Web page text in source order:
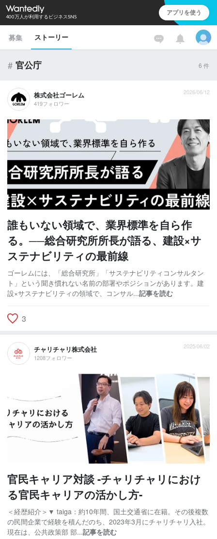
400万人が利用するビジネスSNS アプリを使う
募集 ストーリー
# 官公庁 6 件
株式会社ゴーレム
419フォロワー
2026/06/12
誰もいない領域で、業界標準を自ら作
る。──総合研究所所長が語る、建設×サ
ステナビリティの最前線
ゴーレムには、「総合研究所」「サステナビリティコンサルタン
ト」という聞き慣れない名前の部署やポジションがあります。建
設×サステナビリティの領域で、コンサル...記事を読む
3
チャリチャリ株式会社
1208フォロワー
2025/06/02
官民キャリア対談 -チャリチャリにおけ
る官民キャリアの活かし方-
＜経歴紹介＞▼ taiga：約10年間、国土交通省に在籍。その後複数
の民間企業で経験を積んだのち、2023年3月にチャリチャリ入社。
現在は、公共政策部 部...記事を読む